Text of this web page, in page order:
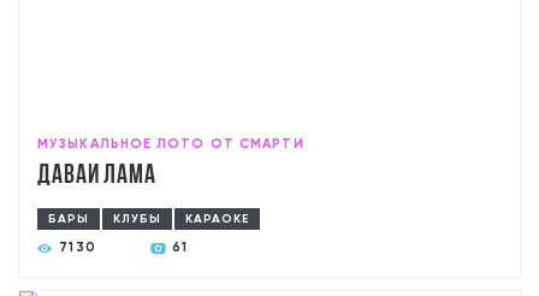
МУЗЫКАЛЬНОЕ ЛОТО ОТ СМАРТИ
Давай лама
БАРЫ КЛУБЫ КАРАОКЕ
7130 61